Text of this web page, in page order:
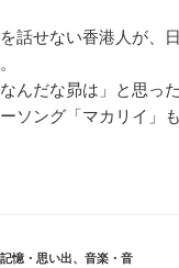
話せない香港人が、
んだな昴は」と思った
ソング「マカリイ」
記憶・思い出、 音楽・音